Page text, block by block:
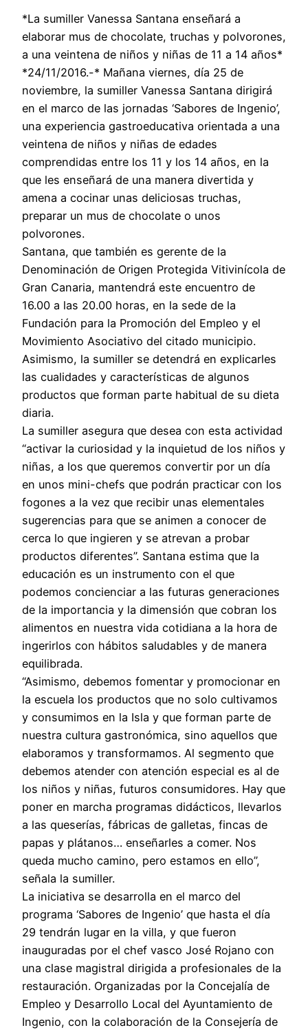
*La sumiller Vanessa Santana enseñará a
elaborar mus de chocolate, truchas y polvorones,
a una veintena de niños y niñas de 11 a 14 años*
*24/11/2016.-* Mañana viernes, día 25 de
noviembre, la sumiller Vanessa Santana dirigirá
en el marco de las jornadas ‘Sabores de Ingenio’,
una experiencia gastroeducativa orientada a una
veintena de niños y niñas de edades
comprendidas entre los 11 y los 14 años, en la
que les enseñará de una manera divertida y
amena a cocinar unas deliciosas truchas,
preparar un mus de chocolate o unos
polvorones.
Santana, que también es gerente de la
Denominación de Origen Protegida Vitivinícola de
Gran Canaria, mantendrá este encuentro de
16.00 a las 20.00 horas, en la sede de la
Fundación para la Promoción del Empleo y el
Movimiento Asociativo del citado municipio.
Asimismo, la sumiller se detendrá en explicarles
las cualidades y características de algunos
productos que forman parte habitual de su dieta
diaria.
La sumiller asegura que desea con esta actividad
“activar la curiosidad y la inquietud de los niños y
niñas, a los que queremos convertir por un día
en unos mini-chefs que podrán practicar con los
fogones a la vez que recibir unas elementales
sugerencias para que se animen a conocer de
cerca lo que ingieren y se atrevan a probar
productos diferentes”. Santana estima que la
educación es un instrumento con el que
podemos concienciar a las futuras generaciones
de la importancia y la dimensión que cobran los
alimentos en nuestra vida cotidiana a la hora de
ingerirlos con hábitos saludables y de manera
equilibrada.
“Asimismo, debemos fomentar y promocionar en
la escuela los productos que no solo cultivamos
y consumimos en la Isla y que forman parte de
nuestra cultura gastronómica, sino aquellos que
elaboramos y transformamos. Al segmento que
debemos atender con atención especial es al de
los niños y niñas, futuros consumidores. Hay que
poner en marcha programas didácticos, llevarlos
a las queserías, fábricas de galletas, fincas de
papas y plátanos… enseñarles a comer. Nos
queda mucho camino, pero estamos en ello”,
señala la sumiller.
La iniciativa se desarrolla en el marco del
programa ‘Sabores de Ingenio’ que hasta el día
29 tendrán lugar en la villa, y que fueron
inauguradas por el chef vasco José Rojano con
una clase magistral dirigida a profesionales de la
restauración. Organizadas por la Concejalía de
Empleo y Desarrollo Local del Ayuntamiento de
Ingenio, con la colaboración de la Consejería de